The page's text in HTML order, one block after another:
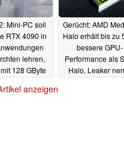
Mini-PC soll
RTX 4090 in
lehren,
128 GByte
Gerücht: AMD
Halo erhält bis zu
bessere GPU-
Performance als
Halo, Leaker
anzeigen